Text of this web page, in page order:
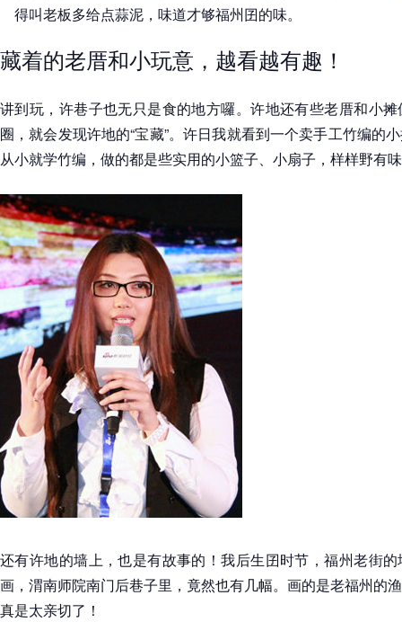
得叫老板多给点蒜泥，味道才够福州囝的味。
藏着的老厝和小玩意，越看越有趣！
讲到玩，许巷子也无只是食的地方囉。许地还有些老厝和小
圈，就会发现许地的“宝藏”。许日我就看到一个卖手工竹编的
从小就学竹编，做的都是些实用的小篮子、小扇子，样样野有
还有许地的墙上，也是有故事的！我后生囝时节，福州老街
画，渭南师院南门后巷子里，竟然也有几幅。画的是老福州的
真是太亲切了！